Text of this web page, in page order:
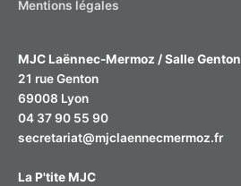
Mentions légales
MJC Laënnec-Mermoz / Salle Genton
21 rue Genton
69008 Lyon
04 37 90 55 90
secretariat@mjclaennecmermoz.fr
La P'tite MJC